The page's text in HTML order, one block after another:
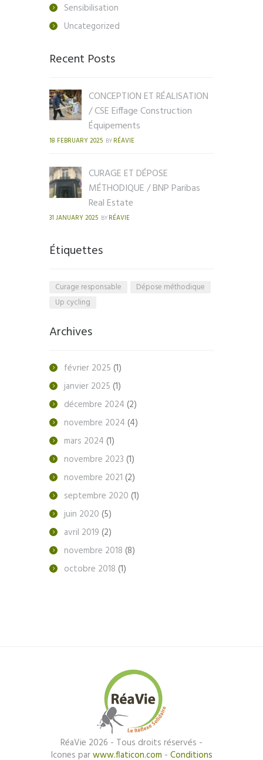
Sensibilisation
Uncategorized
Recent Posts
CONCEPTION ET RÉALISATION
/ CSE Eiffage Construction
Équipements
18 FEBRUARY 2025 BY RÉAVIE
CURAGE ET DÉPOSE
MÉTHODIQUE / BNP Paribas
Real Estate
31 JANUARY 2025 BY RÉAVIE
Étiquettes
Curage responsable
Dépose méthodique
Up cycling
Archives
février 2025 (1)
janvier 2025 (1)
décembre 2024 (2)
novembre 2024 (4)
mars 2024 (1)
novembre 2023 (1)
novembre 2021 (2)
septembre 2020 (1)
juin 2020 (5)
avril 2019 (2)
novembre 2018 (8)
octobre 2018 (1)
RéaVie 2026 - Tous droits réservés -
Icones parwww.flaticon.com - Conditions